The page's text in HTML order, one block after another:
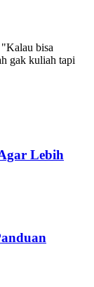
bisa
gak kuliah tapi
Lebih